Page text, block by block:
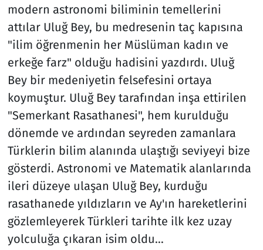
modern astronomi biliminin temellerini
attılar Uluğ Bey, bu medresenin taç kapısına
"ilim öğrenmenin her Müslüman kadın ve
erkeğe farz" olduğu hadisini yazdırdı. Uluğ
Bey bir medeniyetin felsefesini ortaya
koymuştur. Uluğ Bey tarafından inşa ettirilen
"Semerkant Rasathanesi", hem kurulduğu
dönemde ve ardından seyreden zamanlara
Türklerin bilim alanında ulaştığı seviyeyi bize
gösterdi. Astronomi ve Matematik alanlarında
ileri düzeye ulaşan Uluğ Bey, kurduğu
rasathanede yıldızların ve Ay'ın hareketlerini
gözlemleyerek Türkleri tarihte ilk kez uzay
yolculuğa çıkaran isim oldu…